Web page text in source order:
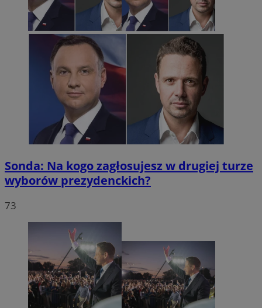
Sonda: Na kogo zagłosujesz w drugiej turze
wyborów prezydenckich?
73